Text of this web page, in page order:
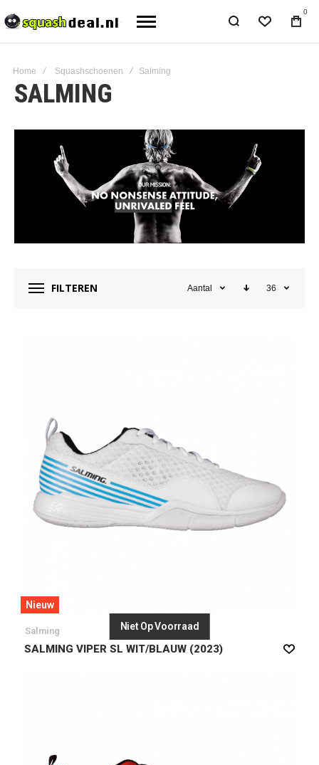
0
Home Squashschoenen Salming
SALMING
FILTEREN Aantal 36
Niet Op Voorraad
Nieuw
Salming
SALMING VIPER SL WIT/BLAUW (2023)